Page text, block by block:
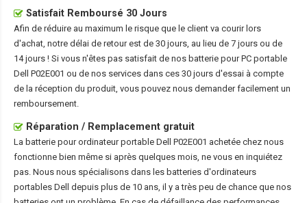
Satisfait Remboursé 30 Jours
Afin de réduire au maximum le risque que le client va courir lors
d'achat, notre délai de retour est de 30 jours, au lieu de 7 jours ou de
14 jours ! Si vous n'êtes pas satisfait de nos batterie pour PC portable
Dell P02E001 ou de nos services dans ces 30 jours d'essai à compte
de la réception du produit, vous pouvez nous demander facilement un
remboursement.
Réparation / Remplacement gratuit
La batterie pour ordinateur portable Dell P02E001 achetée chez nous
fonctionne bien même si après quelques mois, ne vous en inquiétez
pas. Nous nous spécialisons dans les batteries d'ordinateurs
portables Dell depuis plus de 10 ans, il y a très peu de chance que nos